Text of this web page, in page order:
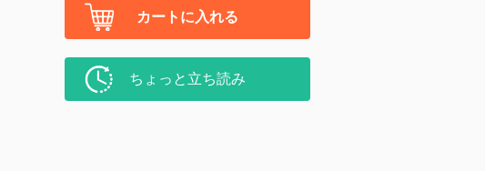
カートに入れる
ちょっと立ち読み